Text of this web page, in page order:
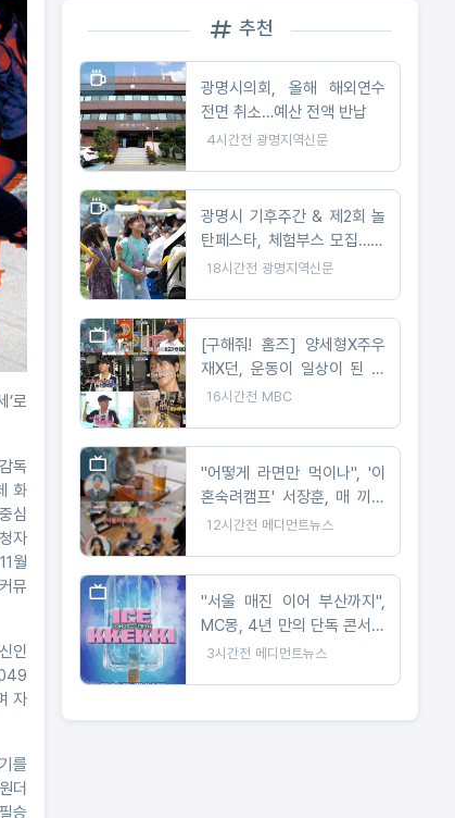
’로
독
화
심
자
월
뮤
인
자
를
더
승
추천
광명시의회, 올해 해외연수
전면 취소…예산 전액 반납
4시간전 광명지역신문
광명시 기후주간 & 제2회 놀
탄페스타, 체험부스 모집…10
월 24일 개최
18시간전 광명지역신문
[구해줘! 홈즈] 양세형X주우
재X던, 운동이 일상이 된 사
람들은 어떻게 살까? '운동세
16시간전 MBC
"어떻게 라면만 먹이나", '이
혼숙려캠프' 서장훈, 매 끼니
라면 먹이는 부모에 일침
12시간전 메디먼트뉴스
"서울 매진 이어 부산까지",
MC몽, 4년 만의 단독 콘서트
전국으로 확대
3시간전 메디먼트뉴스